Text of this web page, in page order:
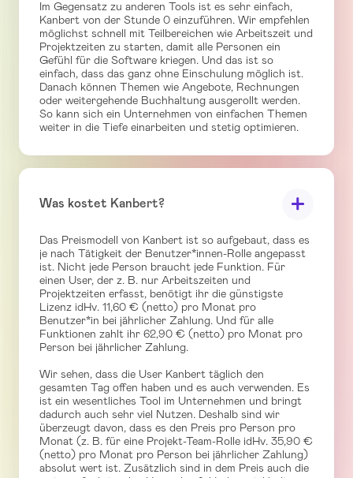
Im Gegensatz zu anderen Tools ist es sehr einfach,
Kanbert von der Stunde 0 einzuführen. Wir empfehlen
möglichst schnell mit Teilbereichen wie Arbeitszeit und
Projektzeiten zu starten, damit alle Personen ein
Gefühl für die Software kriegen. Und das ist so
einfach, dass das ganz ohne Einschulung möglich ist.
Danach können Themen wie Angebote, Rechnungen
oder weitergehende Buchhaltung ausgerollt werden.
So kann sich ein Unternehmen von einfachen Themen
weiter in die Tiefe einarbeiten und stetig optimieren.
Was kostet Kanbert?
Das Preismodell von Kanbert ist so aufgebaut, dass es
je nach Tätigkeit der Benutzer*innen-Rolle angepasst
ist. Nicht jede Person braucht jede Funktion. Für
einen User, der z. B. nur Arbeitszeiten und
Projektzeiten erfasst, benötigt ihr die günstigste
Lizenz idHv. 11,60 € (netto) pro Monat pro
Benutzer*in bei jährlicher Zahlung. Und für alle
Funktionen zahlt ihr 62,90 € (netto) pro Monat pro
Person bei jährlicher Zahlung.
Wir sehen, dass die User Kanbert täglich den
gesamten Tag offen haben und es auch verwenden. Es
ist ein wesentliches Tool im Unternehmen und bringt
dadurch auch sehr viel Nutzen. Deshalb sind wir
überzeugt davon, dass es den Preis pro Person pro
Monat (z. B. für eine Projekt-Team-Rolle idHv. 35,90 €
(netto) pro Monat pro Person bei jährlicher Zahlung)
absolut wert ist. Zusätzlich sind in dem Preis auch die